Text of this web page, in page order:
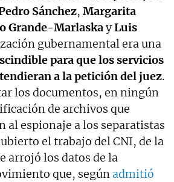
Sánchez, Margarita
Grande-MarlaskayLuis
gubernamental era una
para que los servicios
a la petición del juez.
los documentos, en ningún
de archivos que
al espionaje a los separatistas
el trabajo del CNI, de la
arrojó los datos de la
que, según admitió